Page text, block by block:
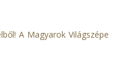
A Magyarok Világszépe